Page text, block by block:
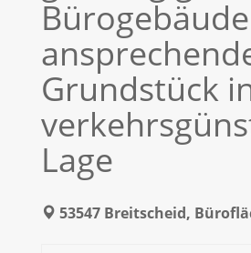
Grundstück
Lage
53547 Breitscheid,